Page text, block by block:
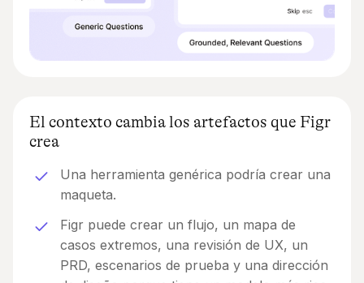
El contexto cambia los artefactos que Figr
crea
Una herramienta genérica podría crear una
maqueta.
Figr puede crear un flujo, un mapa de
casos extremos, una revisión de UX, un
PRD, escenarios de prueba y una dirección